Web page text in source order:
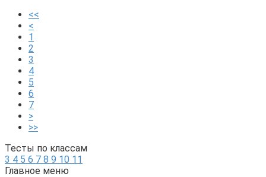
<<
<
1
2
3
4
5
6
7
>
>>
Тесты по классам
3 4 5 6 7 8 9 10 11
Главное меню